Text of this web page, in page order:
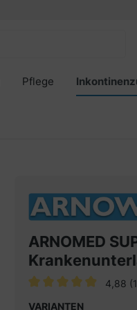
Pflege
ARNOMED
4,88
VARIANTEN